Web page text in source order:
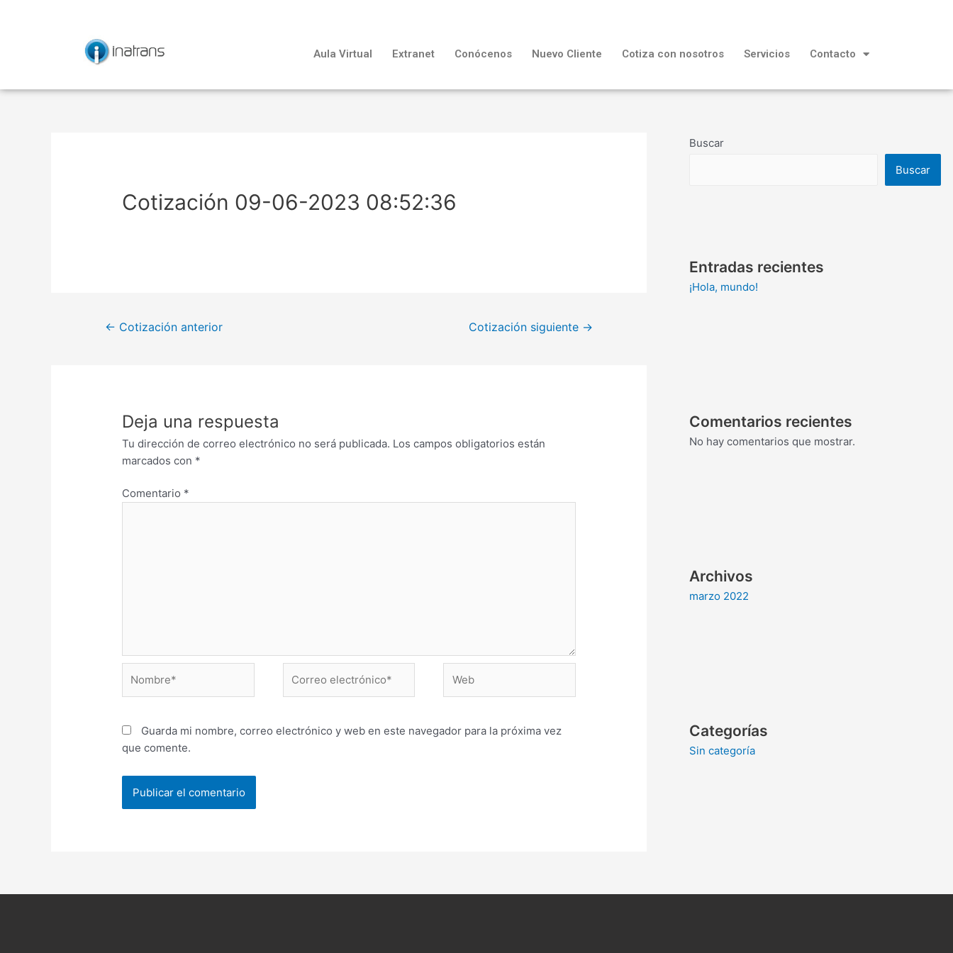
Aula Virtual Extranet Conócenos Nuevo Cliente Cotiza con nosotros Servicios Contacto
Cotización 09-06-2023 08:52:36
entradas
← Cotización anterior Cotización siguiente →
Deja una respuesta
Tu dirección de correo electrónico no será publicada. Los campos obligatorios están
marcados con *
Comentario *
electrónico*
Guarda mi nombre, correo electrónico y web en este navegador para la próxima vez
que comente.
Buscar
Buscar
Entradas recientes
¡Hola, mundo!
Comentarios recientes
No hay comentarios que mostrar.
Archivos
marzo 2022
Categorías
Sin categoría